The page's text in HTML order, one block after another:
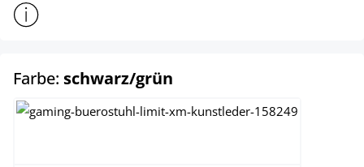
Weitere Produktinformationen anzeigen
Farbe: schwarz/grün